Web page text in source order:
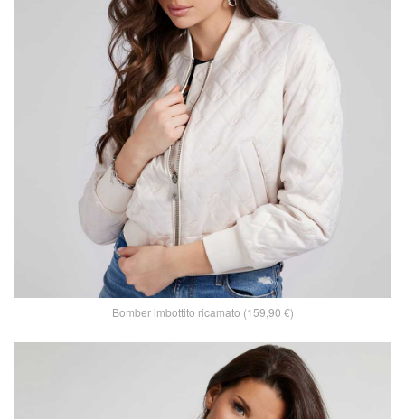
Bomber imbottito ricamato (159,90 €)